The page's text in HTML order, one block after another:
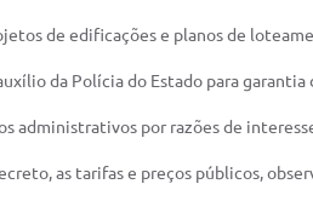
de edificações e planos de
da Polícia do Estado para
administrativos por razões de
as tarifas e preços públicos,